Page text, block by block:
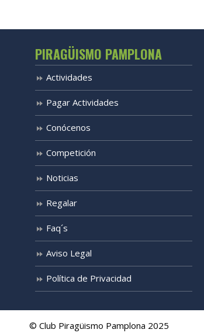
PIRAGÜISMO PAMPLONA
Actividades
Pagar Actividades
Conócenos
Competición
Noticias
Regalar
Faq´s
Aviso Legal
Política de Privacidad
© Club Piragüismo Pamplona 2025